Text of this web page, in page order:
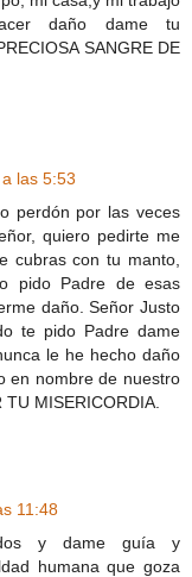
daño dame tu
SANGRE DE
las 5:53
perdón por las veces
quiero pedirte me
cubras con tu manto,
pido Padre de esas
daño. Señor Justo
te pido Padre dame
le he hecho daño
en nombre de nuestro
MISERICORDIA.
11:48
y dame guía y
humana que goza